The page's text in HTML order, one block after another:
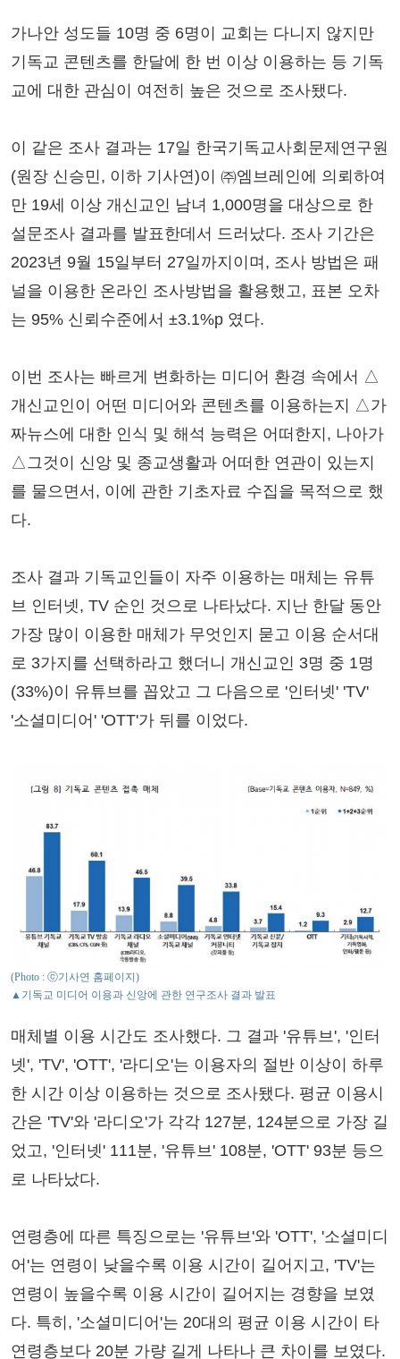
가나안 성도들 10명 중 6명이 교회는 다니지 않지만
기독교 콘텐츠를 한달에 한 번 이상 이용하는 등 기독
교에 대한 관심이 여전히 높은 것으로 조사됐다.
이 같은 조사 결과는 17일 한국기독교사회문제연구원
(원장 신승민, 이하 기사연)이 ㈜엠브레인에 의뢰하여
만 19세 이상 개신교인 남녀 1,000명을 대상으로 한
설문조사 결과를 발표한데서 드러났다. 조사 기간은
2023년 9월 15일부터 27일까지이며, 조사 방법은 패
널을 이용한 온라인 조사방법을 활용했고, 표본 오차
는 95% 신뢰수준에서 ±3.1%p 였다.
이번 조사는 빠르게 변화하는 미디어 환경 속에서 △
개신교인이 어떤 미디어와 콘텐츠를 이용하는지 △가
짜뉴스에 대한 인식 및 해석 능력은 어떠한지, 나아가
△그것이 신앙 및 종교생활과 어떠한 연관이 있는지
를 물으면서, 이에 관한 기초자료 수집을 목적으로 했
다.
조사 결과 기독교인들이 자주 이용하는 매체는 유튜
브 인터넷, TV 순인 것으로 나타났다. 지난 한달 동안
가장 많이 이용한 매체가 무엇인지 묻고 이용 순서대
로 3가지를 선택하라고 했더니 개신교인 3명 중 1명
(33%)이 유튜브를 꼽았고 그 다음으로 '인터넷' 'TV'
'소셜미디어' 'OTT'가 뒤를 이었다.
(Photo : ⓒ기사연 홈페이지)
▲기독교 미디어 이용과 신앙에 관한 연구조사 결과 발표
매체별 이용 시간도 조사했다. 그 결과 '유튜브', '인터
넷', 'TV', 'OTT', '라디오'는 이용자의 절반 이상이 하루
한 시간 이상 이용하는 것으로 조사됐다. 평균 이용시
간은 'TV'와 '라디오'가 각각 127분, 124분으로 가장 길
었고, '인터넷' 111분, '유튜브' 108분, 'OTT' 93분 등으
로 나타났다.
연령층에 따른 특징으로는 '유튜브'와 'OTT', '소셜미디
어'는 연령이 낮을수록 이용 시간이 길어지고, 'TV'는
연령이 높을수록 이용 시간이 길어지는 경향을 보였
다. 특히, '소셜미디어'는 20대의 평균 이용 시간이 타
연령층보다 20분 가량 길게 나타나 큰 차이를 보였다.